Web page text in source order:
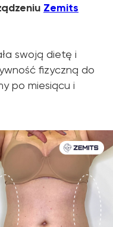
Zemits
swoją dietę i
fizyczną do
po miesiącu i